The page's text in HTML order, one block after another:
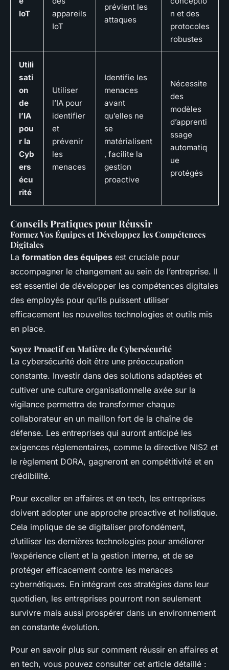
IoT
appareils
IoT
prévient les
attaques
n et des
protocoles
robustes
Utili
sati
on
de
l’IA
pou
r la
Cyb
ers
écu
rité
Utiliser
l’IA pour
identifier
et
prévenir
les
menaces
Identifie les
menaces
avant
qu’elles ne
se
matérialisent
, facilite la
gestion
proactive
Nécessite
des
modèles
d’apprenti
ssage
automatiq
ue
protégés
Conseils Pratiques pour Réussir
Formez Vos Équipes et Développez les Compétences
Digitales
La formation des équipes est cruciale pour
accompagner le changement au sein de l’entreprise. Il
est essentiel de développer les compétences digitales
des employés pour qu’ils puissent utiliser
efficacement les nouvelles technologies et outils mis
en place.
Soyez Proactif en Matière de Cybersécurité
La cybersécurité doit être une préoccupation
constante. Investir dans des solutions adaptées et
cultiver une culture organisationnelle axée sur la
vigilance permettra de transformer chaque
collaborateur en un maillon fort de la chaîne de
défense. Les entreprises qui auront anticipé les
exigences réglementaires, comme la directive NIS2 et
le règlement DORA, gagneront en compétitivité et en
crédibilité.
Pour exceller en affaires et en tech, les entreprises
doivent adopter une approche proactive et holistique.
Cela implique de se digitaliser profondément,
d’utiliser les dernières technologies pour améliorer
l’expérience client et la gestion interne, et de se
protéger efficacement contre les menaces
cybernétiques. En intégrant ces stratégies dans leur
quotidien, les entreprises pourront non seulement
survivre mais aussi prospérer dans un environnement
en constante évolution.
Pour en savoir plus sur comment réussir en affaires et
en tech, vous pouvez consulter cet article détaillé :